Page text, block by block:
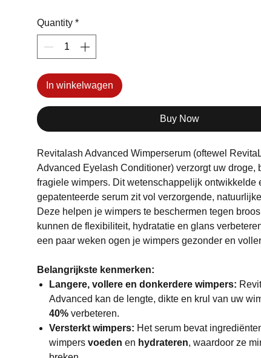
Quantity *
In winkelwagen
Buy Now
Revitalash Advanced Wimperserum (oftewel
Advanced Eyelash Conditioner) verzorgt uw droge,
fragiele wimpers. Dit wetenschappelijk ontwikkelde
gepatenteerde serum zit vol verzorgende,
Deze helpen je wimpers te beschermen tegen
kunnen de flexibiliteit, hydratatie en glans
een paar weken ogen je wimpers gezonder en
Belangrijkste kenmerken:
Langere, vollere en donkerdere wimpers:
Advanced kan de lengte, dikte en krul van uw
40% verbeteren.
Versterkt wimpers: Het serum bevat
wimpers voeden en hydrateren, waardoor ze